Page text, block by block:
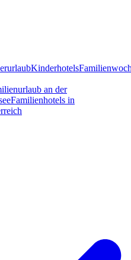
Kinderhotels
an der
Familienhotels in